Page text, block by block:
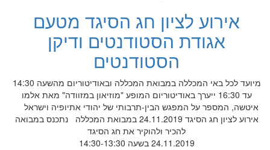
אירוע לציון חג הסיגד מטעם
אגודת הסטודנטים ודיקן
הסטודנטים
מיועד לכל באי המכללה במבואת המכללה ובאודיטוריום מהשעה 14:30
עד 16:30 ייערך באודיטוריום המופע "מוזיאון במזוודה" מאת אלמו
איטשה, המספר על המפגש הבין-תרבותי של יהודי אתיופיה וישראל
אירוע לציון חג הסיגד 24.11.2019 במבואת המכללה נתכנס במבואה
להכיר ולהוקיר את חג הסיגד
24.11.2019 בשעה 14:30-13:30